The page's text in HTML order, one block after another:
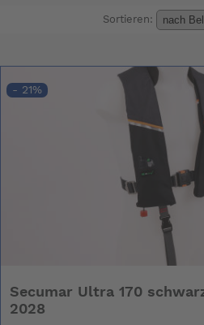
Sortieren:
- 21%
Secumar Ultra 170
2028